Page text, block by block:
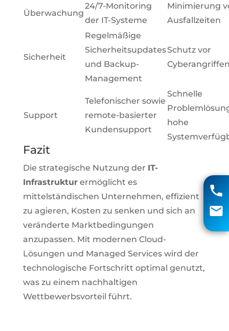
Überwachung
24/7-Monitoring
der IT-Systeme
Minimierung
Ausfallzeiten
Sicherheit
Regelmäßige
Sicherheitsupdates
und Backup-
Management
Schutz vor
Support
Telefonischer sowie
remote-basierter
Kundensupport
Schnelle
hohe
Fazit
Die strategische Nutzung der IT-
Infrastrukturermöglicht es
mittelständischen Unternehmen, effizient
zu agieren, Kosten zu senken und sich an
veränderte Marktbedingungen
anzupassen. Mit modernen Cloud-
Lösungen und Managed Services wird der
technologische Fortschritt optimal genutzt,
was zu einem nachhaltigen
Wettbewerbsvorteil führt.
Matthias Voigt
info@aci-edv.de